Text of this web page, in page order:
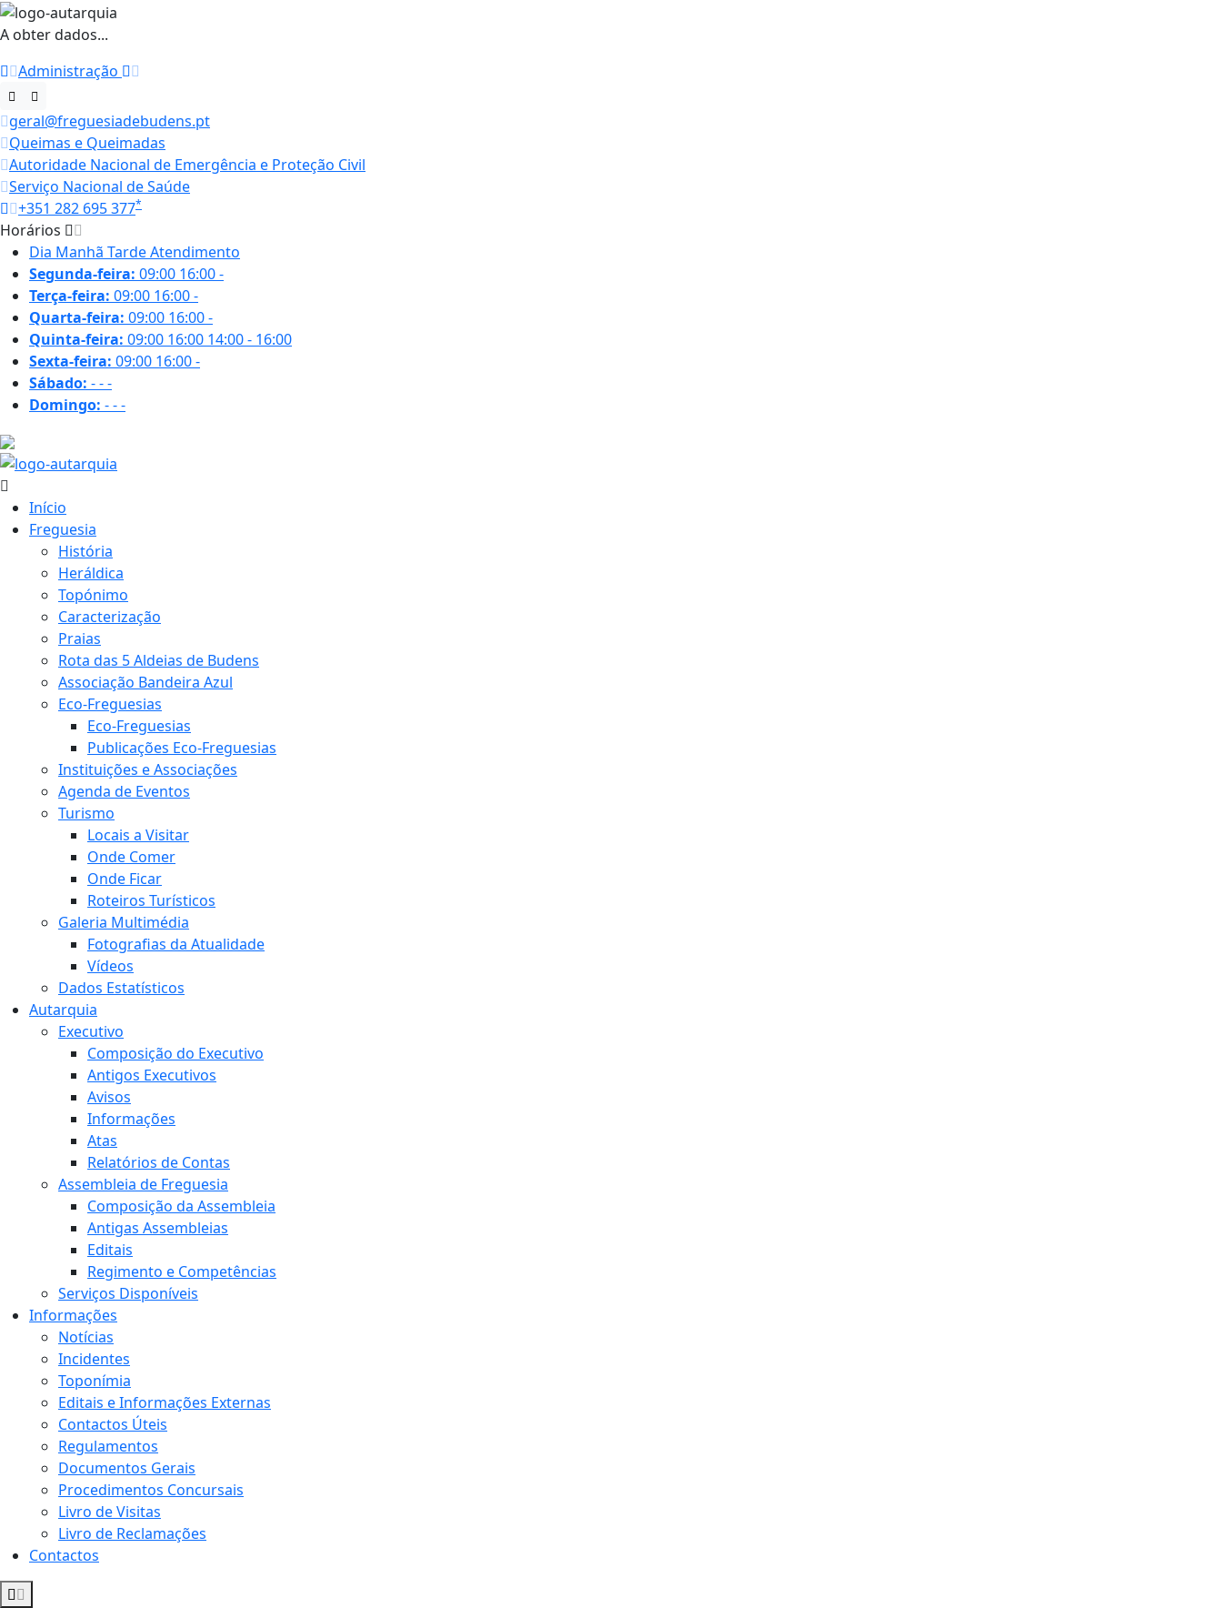
A obter dados...
Administração
geral@freguesiadebudens.pt
Queimas e Queimadas
Autoridade Nacional de Emergência e Proteção Civil
Serviço Nacional de Saúde
+351 282 695 377*
Horários
Dia Manhã TardeAtendimento
Segunda-feira: 09:00 16:00-
Terça-feira: 09:00 16:00-
Quarta-feira: 09:00 16:00-
Quinta-feira: 09:00 16:00 14:00 - 16:00
Sexta-feira: 09:00 16:00-
Sábado: ---
Domingo: ---
Início
Freguesia
História
Heráldica
Topónimo
Caracterização
Praias
Rota das 5 Aldeias de Budens
Associação Bandeira Azul
Eco-Freguesias
Eco-Freguesias
Publicações Eco-Freguesias
Instituições e Associações
Agenda de Eventos
Turismo
Locais a Visitar
Onde Comer
Onde Ficar
Roteiros Turísticos
Galeria Multimédia
Fotografias da Atualidade
Vídeos
Dados Estatísticos
Autarquia
Executivo
Composição do Executivo
Antigos Executivos
Avisos
Informações
Atas
Relatórios de Contas
Assembleia de Freguesia
Composição da Assembleia
Antigas Assembleias
Editais
Regimento e Competências
Serviços Disponíveis
Informações
Notícias
Incidentes
Toponímia
Editais e Informações Externas
Contactos Úteis
Regulamentos
Documentos Gerais
Procedimentos Concursais
Livro de Visitas
Livro de Reclamações
Contactos